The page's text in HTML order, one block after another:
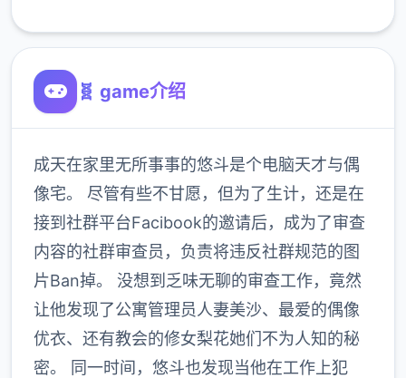
🧬 game介绍
成天在家里无所事事的悠斗是个电脑天才与偶
像宅。 尽管有些不甘愿，但为了生计，还是在
接到社群平台Facibook的邀请后，成为了审查
内容的社群审查员，负责将违反社群规范的图
片Ban掉。 没想到乏味无聊的审查工作，竟然
让他发现了公寓管理员人妻美沙、最爱的偶像
优衣、还有教会的修女梨花她们不为人知的秘
密。 同一时间，悠斗也发现当他在工作上犯